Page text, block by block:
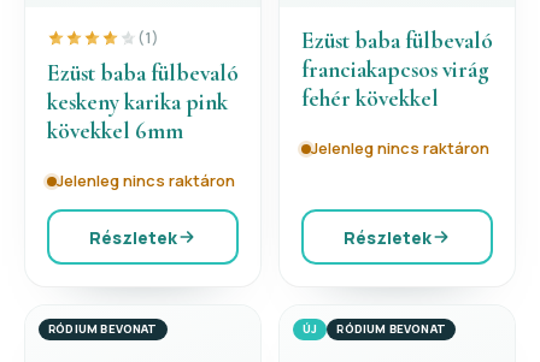
(1)
Ezüst baba fülbevaló
keskeny karika pink
kövekkel 6mm
Jelenleg nincs raktáron
Részletek
Ezüst baba fülbevaló
franciakapcsos virág
fehér kövekkel
Jelenleg nincs raktáron
Részletek
RÓDIUM BEVONAT ÚJ RÓDIUM BEVONAT